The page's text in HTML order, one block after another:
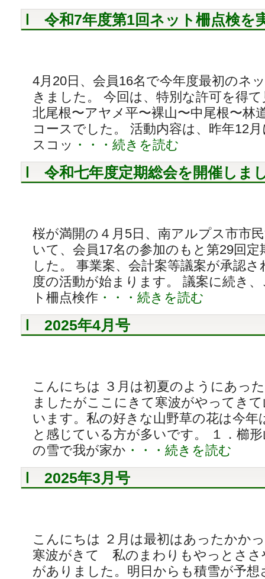
令和7年度第1回ネット柵点検を
4月20日、会員16名で今年度最初のネ
きました。 今回は、特別な許可を得
北尾根〜アヤメ平〜裸山〜中尾根〜林
コースでした。 活動内容は、昨年12
スコッ ・・・続きを読む
令和七年度定期総会を開催しま
桜が満開の４月5日、南アルプス市市
いて、会員17名の参加のもと第29回
した。 事業案、会計案等議案が承認
度の活動が始まります。 議案に続き
ト柵点検作 ・・・続きを読む
2025年4月号
こんにちは ３月は初夏のようにあっ
ましたがここにきて寒波がやってき
います。私の好きな山野草の花は今
と感じている方が多いです。 １．櫛
の雪で我が家か ・・・続きを読む
2025年3月号
こんにちは ２月は最初はあったかか
寒波がきて 私のまわりもやっとささ
がありました。明日からも積雪が予